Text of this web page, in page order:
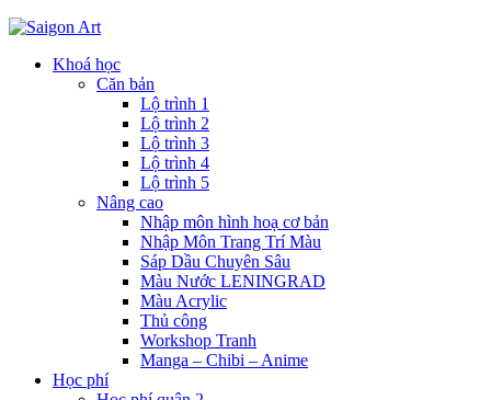
Khoá học
Căn bản
Lộ trình 1
Lộ trình 2
Lộ trình 3
Lộ trình 4
Lộ trình 5
Nâng cao
Nhập môn hình hoạ cơ bản
Nhập Môn Trang Trí Màu
Sáp Dầu Chuyên Sâu
Màu Nước LENINGRAD
Màu Acrylic
Thủ công
Workshop Tranh
Manga – Chibi – Anime
Học phí